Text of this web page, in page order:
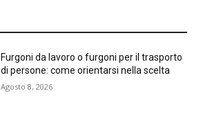
Furgoni da lavoro o furgoni per il trasporto
di persone: come orientarsi nella scelta
Agosto 8, 2026